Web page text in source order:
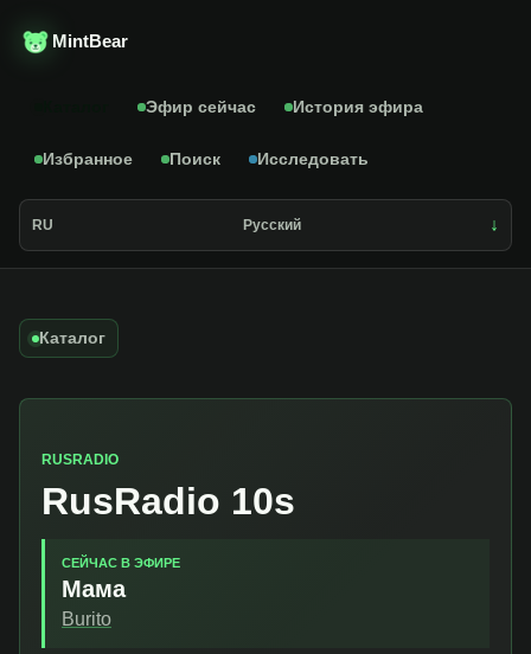
MintBear
Эфир сейчас История эфира
Избранное Поиск Исследовать
RU Русский
Каталог
RUSRADIO
RusRadio 10s
СЕЙЧАС В ЭФИРЕ
Мама
Burito